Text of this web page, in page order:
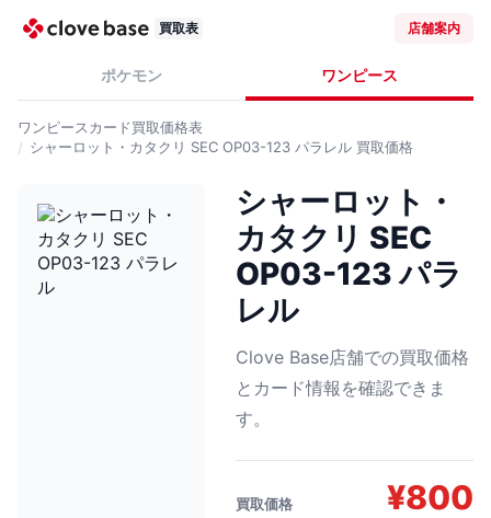
買取表 店舗案内
ポケモン ワンピース
ワンピースカード買取価格表
シャーロット・カタクリ SEC OP03-123 パラレル 買取価格
シャーロット・
カタクリ SEC
OP03-123 パラ
レル
Clove Base店舗での買取価格
とカード情報を確認できま
す。
買取価格 ¥800